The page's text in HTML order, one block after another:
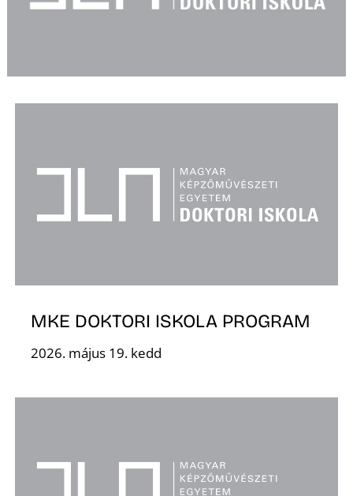
MKE DOKTORI ISKOLA PROGRAM
2026. május 19. kedd